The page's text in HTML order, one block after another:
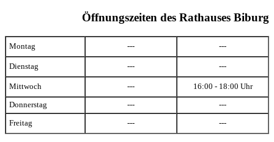
Öffnungszeiten des Rathauses Biburg
Montag --- ---
Dienstag --- ---
Mittwoch --- 16:00 - 18:00 Uhr
Donnerstag --- ---
Freitag --- ---